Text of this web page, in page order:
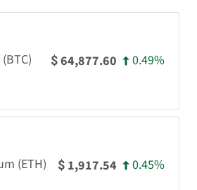
$64,877.60 0.49%
(ETH) $ 1,917.54 0.45%